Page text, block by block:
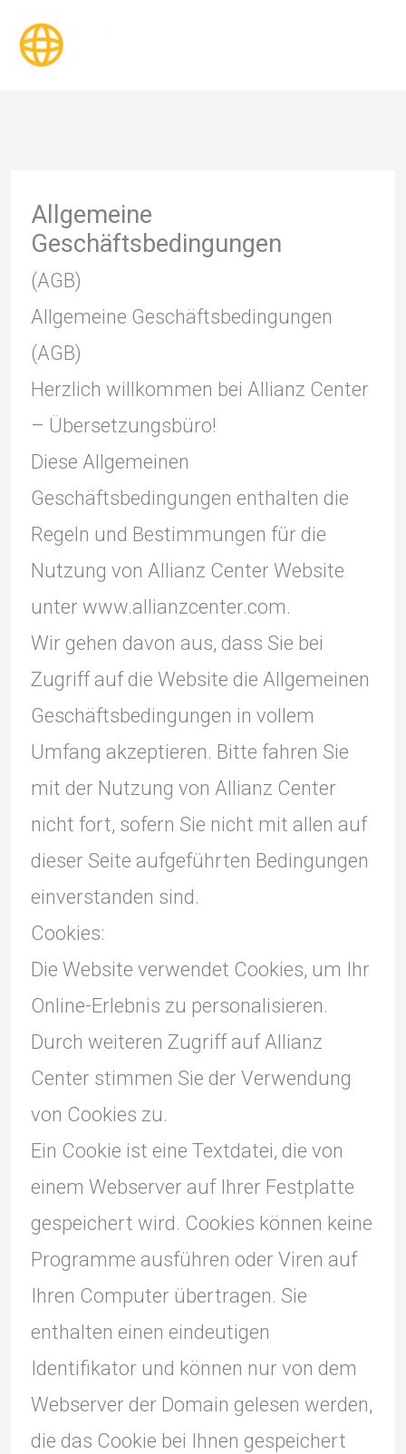
Zum
Inhalt
Allgemeine
Geschäftsbedingungen
(AGB)
Allgemeine Geschäftsbedingungen
(AGB)
Herzlich willkommen bei Allianz Center
– Übersetzungsbüro!
Diese Allgemeinen
Geschäftsbedingungen enthalten die
Regeln und Bestimmungen für die
Nutzung von Allianz Center Website
unter www.allianzcenter.com.
Wir gehen davon aus, dass Sie bei
Zugriff auf die Website die Allgemeinen
Geschäftsbedingungen in vollem
Umfang akzeptieren. Bitte fahren Sie
mit der Nutzung von Allianz Center
nicht fort, sofern Sie nicht mit allen auf
dieser Seite aufgeführten Bedingungen
einverstanden sind.
Cookies:
Die Website verwendet Cookies, um Ihr
Online-Erlebnis zu personalisieren.
Durch weiteren Zugriff auf Allianz
Center stimmen Sie der Verwendung
von Cookies zu.
Ein Cookie ist eine Textdatei, die von
einem Webserver auf Ihrer Festplatte
gespeichert wird. Cookies können keine
Programme ausführen oder Viren auf
Ihren Computer übertragen. Sie
enthalten einen eindeutigen
Identifikator und können nur von dem
Webserver der Domain gelesen werden,
die das Cookie bei Ihnen gespeichert